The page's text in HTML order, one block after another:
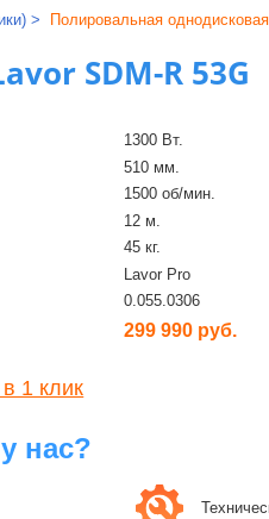
Полировальная
SDM-R 53G
1300 Вт.
510 мм.
1500 об/мин.
12 м.
45 кг.
Lavor Pro
0.055.0306
299 990 руб.
1 клик
нас?